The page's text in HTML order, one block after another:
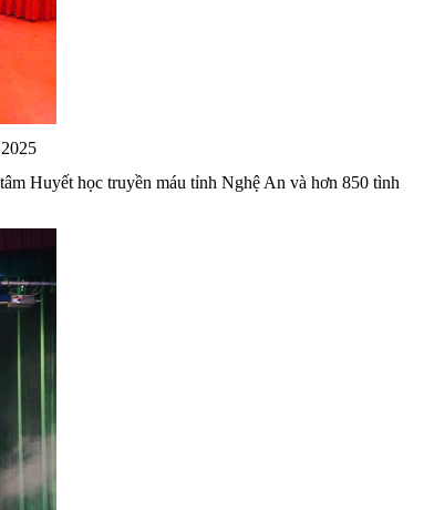
Huyết học truyền máu tỉnh Nghệ An và hơn 850 tình